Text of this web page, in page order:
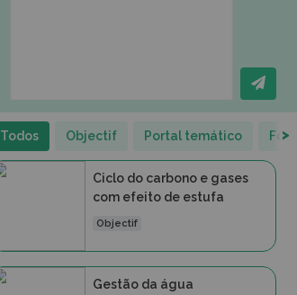
Todos Objectif Portal temático >
Ciclo do carbono e gases
com efeito de estufa
Objectif
Gestão da água